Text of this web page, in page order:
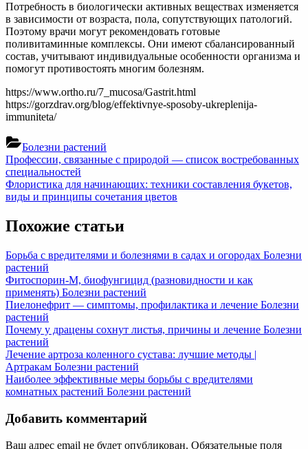
Потребность в биологически активных веществах изменяется
в зависимости от возраста, пола, сопутствующих патологий.
Поэтому врачи могут рекомендовать готовые
поливитаминные комплексы. Они имеют сбалансированный
состав, учитывают индивидуальные особенности организма и
помогут противостоять многим болезням.
https://www.ortho.ru/7_mucosa/Gastrit.html
https://gorzdrav.org/blog/effektivnye-sposoby-ukreplenija-
immuniteta/
Болезни растений
Навигация
по
записям
Previous
Post:
Профессии, связанные с природой — список востребованных
специальностей
Next
Post:
Флористика для начинающих: техники составления букетов,
виды и принципы сочетания цветов
Похожие статьи
Борьба с вредителями и болезнями в садах и огородах Болезни
растений
Фитоспорин-М, биофунгицид (разновидности и как
применять) Болезни растений
Пиелонефрит — симптомы, профилактика и лечение Болезни
растений
Почему у драцены сохнут листья, причины и лечение Болезни
растений
Лечение артроза коленного сустава: лучшие методы |
Артракам Болезни растений
Наиболее эффективные меры борьбы с вредителями
комнатных растений Болезни растений
Добавить комментарий
Ваш адрес email не будет опубликован. Обязательные поля